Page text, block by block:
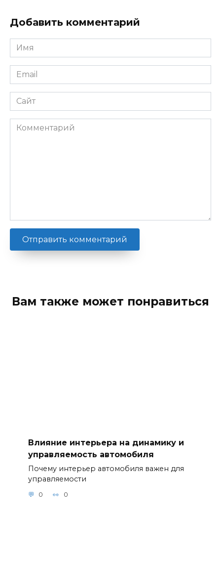
Добавить комментарий
Имя
*
Email
*
Сайт
Комментарий
Вам также может понравиться
Влияние интерьера на динамику и
управляемость автомобиля
Почему интерьер автомобиля важен для
управляемости
0 0